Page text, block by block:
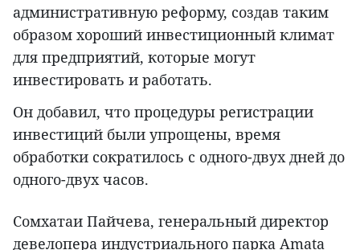
административную реформу, создав таким
образом хороший инвестиционный климат
для предприятий, которые могут
инвестировать и работать.
Он добавил, что процедуры регистрации
инвестиций были упрощены, время
обработки сократилось с одного-двух дней до
одного-двух часов.
Сомхатаи Пайчева, генеральный директор
девелопера индустриального парка Amata